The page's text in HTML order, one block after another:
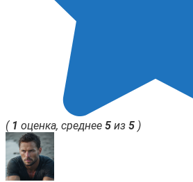
( 1 оценка, среднее 5 из 5 )